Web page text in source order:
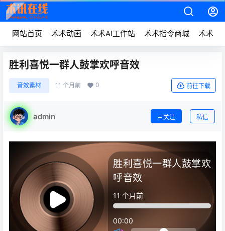
网站首页 术术动画 术术AI工作站 术术指令商城 术术动
胜利喜悦一群人鼓掌欢呼音效
音效素材 11 个月前 0 前往下载
admin 关注 私信
胜利喜悦一群人鼓掌欢
呼音效
11 个月前
00:00